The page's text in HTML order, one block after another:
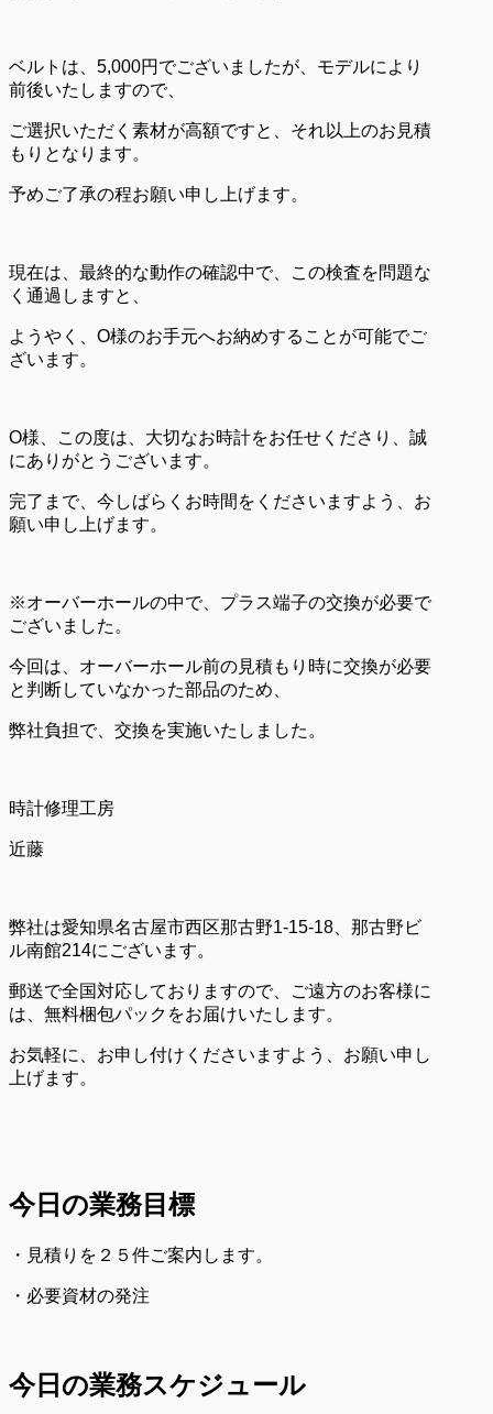
ベルトは、5,000円でございましたが、モデルにより
前後いたしますので、
ご選択いただく素材が高額ですと、それ以上のお見積
もりとなります。
予めご了承の程お願い申し上げます。
現在は、最終的な動作の確認中で、この検査を問題な
く通過しますと、
ようやく、O様のお手元へお納めすることが可能でご
ざいます。
O様、この度は、大切なお時計をお任せくださり、誠
にありがとうございます。
完了まで、今しばらくお時間をくださいますよう、お
願い申し上げます。
※オーバーホールの中で、プラス端子の交換が必要で
ございました。
今回は、オーバーホール前の見積もり時に交換が必要
と判断していなかった部品のため、
弊社負担で、交換を実施いたしました。
時計修理工房
近藤
弊社は愛知県名古屋市西区那古野1-15-18、那古野ビ
ル南館214にございます。
郵送で全国対応しておりますので、ご遠方のお客様に
は、無料梱包パックをお届けいたします。
お気軽に、お申し付けくださいますよう、お願い申し
上げます。
今日の業務目標
・見積りを２５件ご案内します。
・必要資材の発注
今日の業務スケジュール